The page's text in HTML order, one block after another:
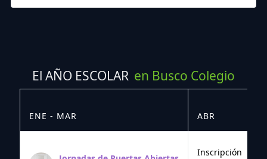
El AÑO ESCOLAR en Busco Colegio
ENE - MAR ABR
Inscripción